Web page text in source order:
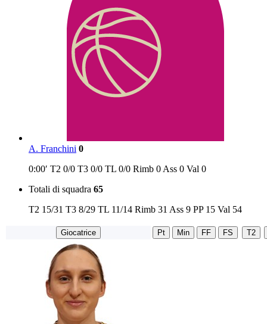
A. Franchini 0
0:00′ T2 0/0 T3 0/0 TL 0/0 Rimb 0 Ass 0 Val 0
Totali di squadra 65
T2 15/31 T3 8/29 TL 11/14 Rimb 31 Ass 9 PP 15 Val 54
Giocatrice Pt Min FF FS T2